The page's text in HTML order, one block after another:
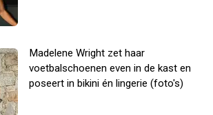
Madelene Wright zet haar
voetbalschoenen even in de kast en
poseert in bikini én lingerie (foto's)